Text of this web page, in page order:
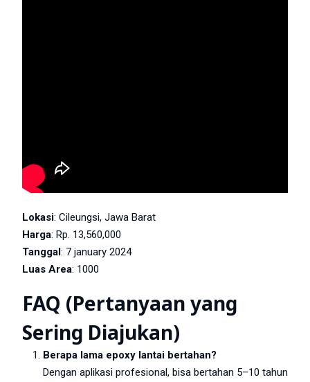
Lokasi: Cileungsi, Jawa Barat
Harga: Rp. 13,560,000
Tanggal : 7 january 2024
Luas Area: 1000
FAQ (Pertanyaan yang
Sering Diajukan)
Berapa lama epoxy lantai bertahan?
Dengan aplikasi profesional, bisa bertahan 5–10 tahun